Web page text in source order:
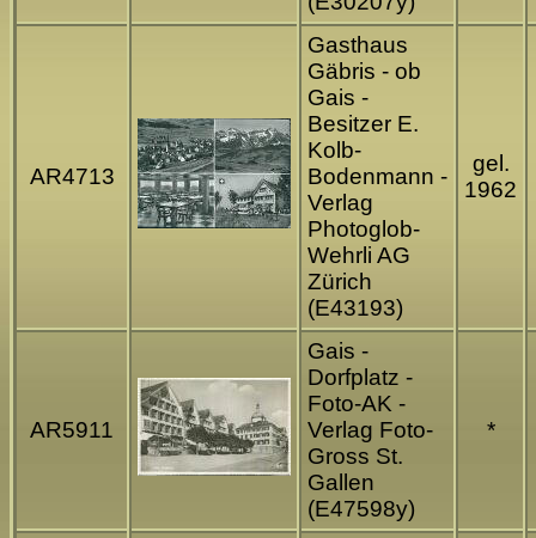
AR4713
Gasthaus
Gäbris - ob
Gais -
Besitzer E.
Kolb-
Bodenmann -
Verlag
Photoglob-
Wehrli AG
Zürich
(E43193)
gel.
1962
AR5911
Gais -
Dorfplatz -
Foto-AK -
Verlag Foto-
Gross St.
Gallen
(E47598y)
*